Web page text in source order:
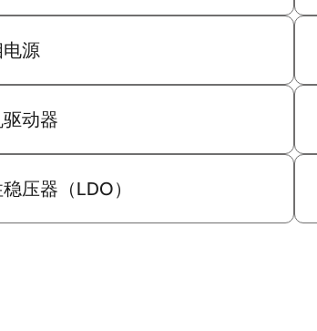
源
动器
压器（LDO）